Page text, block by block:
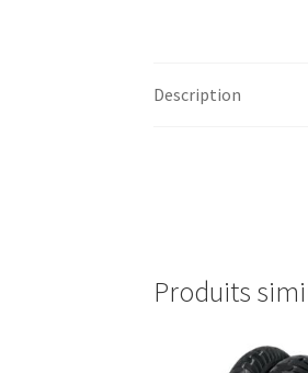
Description
Produits